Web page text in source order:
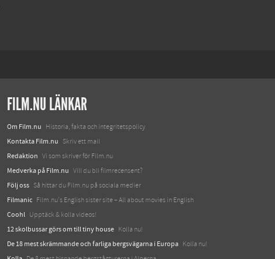
FILM.NU LÄNKAR
Om Film.nu Historia, fakta och integritetspolicy
Kontakta Film.nu Skriv ett mail
Redaktion Vi som skriver för Film.nu
Medverka på Film.nu Vill du bli filmrecensent?
Följ oss Så hittar du Film.nu på sociala medier
Filmanic Film.nu's English sister site – All about movies in English
Coohl Upptäck & kolla videos!
12 skolbussar görs om till tiny house Kolla nu!
De 18 mest skrämmande och farliga bergsvägarna i Europa Kolla nu!